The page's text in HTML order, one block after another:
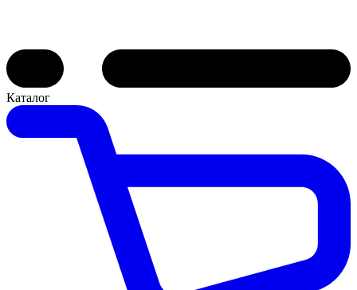
Каталог